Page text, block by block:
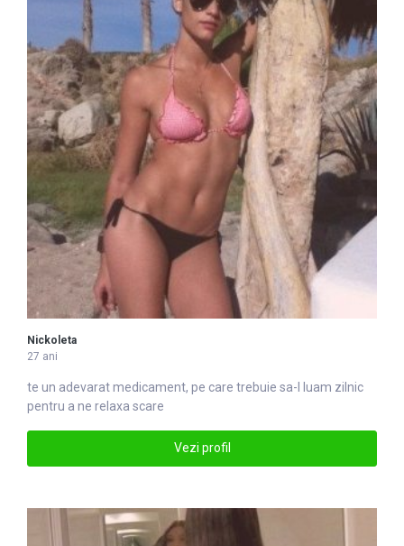
Nickoleta
27 ani
te un adevarat medicament, pe care trebuie sa-l luam zilnic
pentru a ne relaxa scare
Vezi profil